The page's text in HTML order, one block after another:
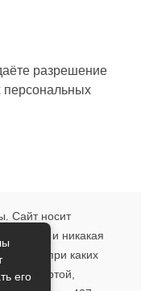
разрешение
персональных
Сайт носит
и никакая
ни при каких
офертой,
его